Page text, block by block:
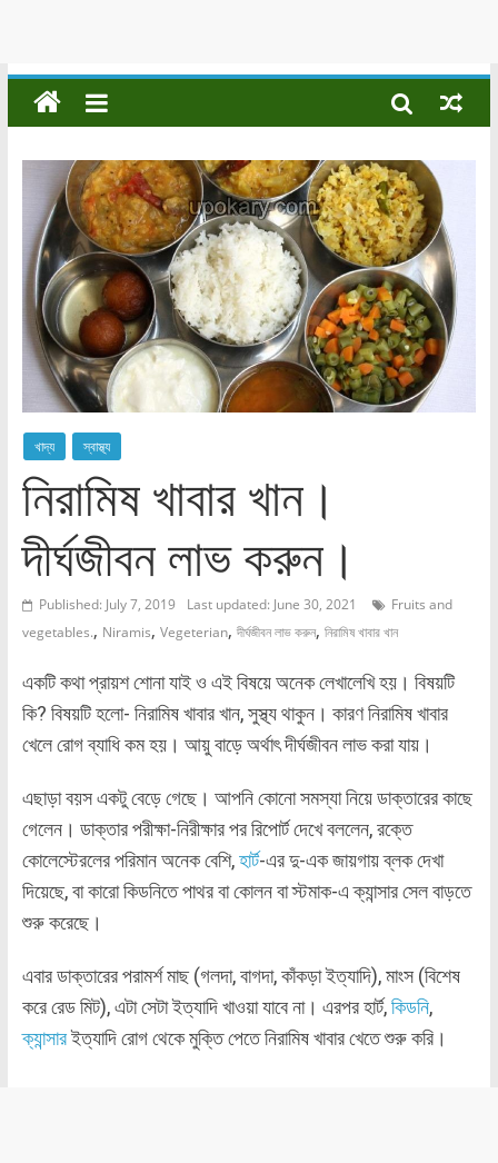
খাদ্য স্বাস্থ্য
নিরামিষ খাবার খান।
দীর্ঘজীবন লাভ করুন।
Published: July 7, 2019 Last updated: June 30, 2021
Fruits and
vegetables., Niramis, Vegeterian, দীর্ঘজীবন লাভ করুন, নিরামিষ খাবার খান
একটি কথা প্রায়শ শোনা যাই ও এই বিষয়ে অনেক লেখালেখি হয়। বিষয়টি
কি? বিষয়টি হলো- নিরামিষ খাবার খান, সুস্থ্য থাকুন। কারণ নিরামিষ খাবার
খেলে রোগ ব্যাধি কম হয়। আয়ু বাড়ে অর্থাৎ দীর্ঘজীবন লাভ করা যায়।
এছাড়া বয়স একটু বেড়ে গেছে। আপনি কোনো সমস্যা নিয়ে ডাক্তারের কাছে
গেলেন। ডাক্তার পরীক্ষা-নিরীক্ষার পর রিপোর্ট দেখে বললেন, রক্তে
কোলেস্টেরলের পরিমান অনেক বেশি,হার্ট-এর দু-এক জায়গায় ব্লক দেখা
দিয়েছে, বা কারো কিডনিতে পাথর বা কোলন বা স্টমাক-এ ক্যান্সার সেল বাড়তে
শুরু করেছে।
এবার ডাক্তারের পরামর্শ মাছ (গলদা, বাগদা, কাঁকড়া ইত্যাদি), মাংস (বিশেষ
করে রেড মিট), এটা সেটা ইত্যাদি খাওয়া যাবে না। এরপর হার্ট,কিডনি,
ক্যান্সারইত্যাদি রোগ থেকে মুক্তি পেতে নিরামিষ খাবার খেতে শুরু করি।